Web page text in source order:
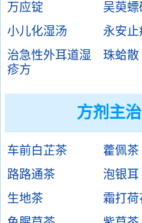
万应锭
吴萸螵
小儿化湿汤
永安止
治急性外耳道湿
疹方
珠蛤散
方剂主治
车前白芷茶
藿佩茶
路路通茶
泡银耳
生地茶
霜打荷